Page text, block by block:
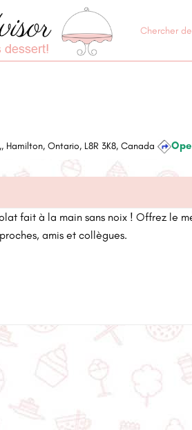
Chercher
Hamilton, Ontario, L8R 3K8, Canada
fait à la main sans noix ! Offrez le
amis et collègues.